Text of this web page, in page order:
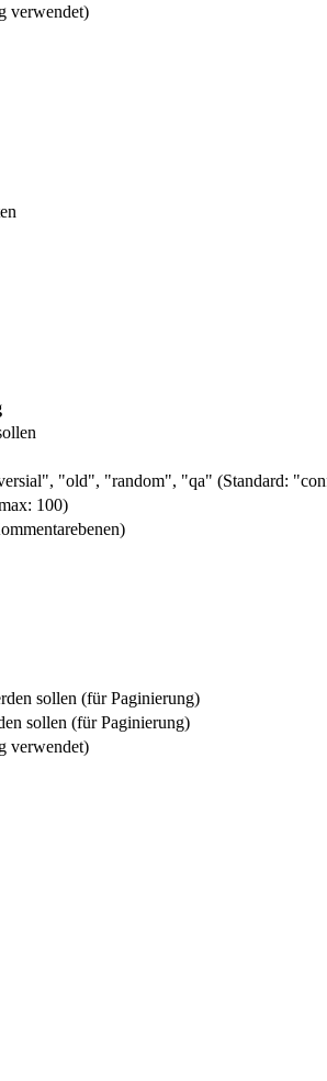
verwendet)
"old", "random", "qa" (Standard:
100)
sollen (für Paginierung)
sollen (für Paginierung)
verwendet)